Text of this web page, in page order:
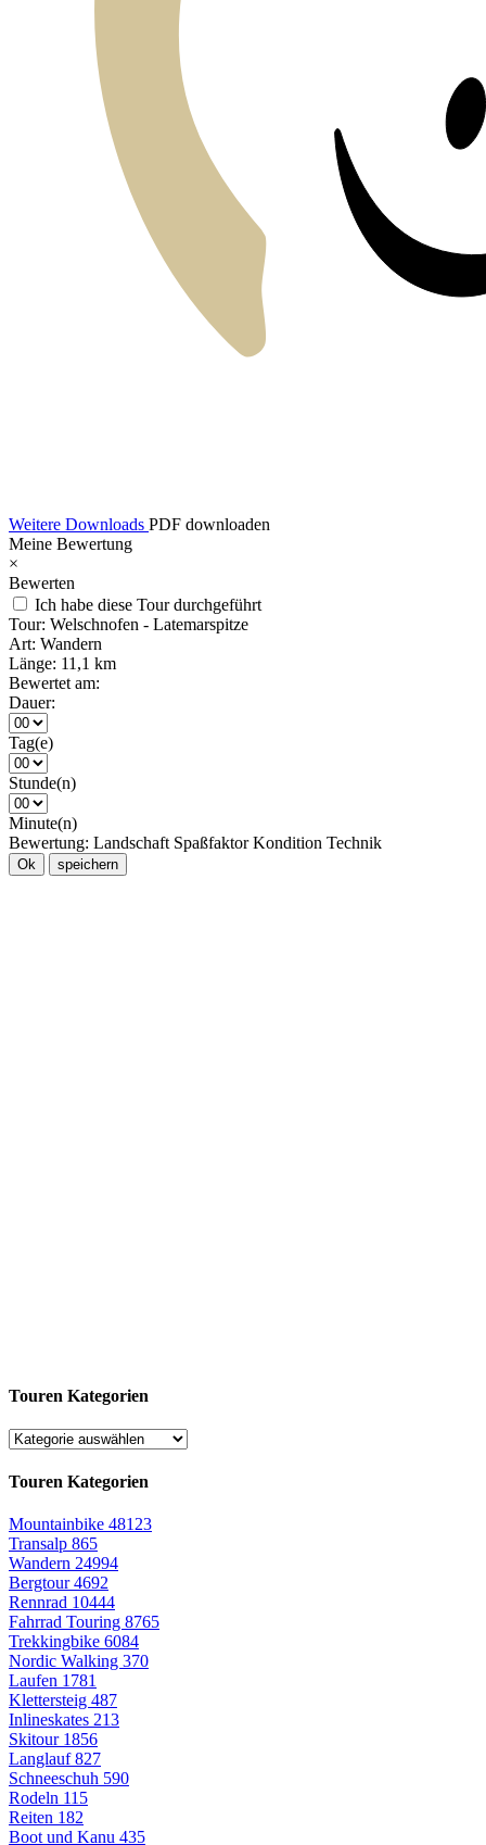
Weitere Downloads PDF downloaden
Meine Bewertung
×
Bewerten
Ich habe diese Tour durchgeführt
Tour: Welschnofen - Latemarspitze
Art: Wandern
Länge: 11,1 km
Bewertet am:
Dauer:
Tag(e)
Stunde(n)
Minute(n)
Bewertung: Landschaft Spaßfaktor Kondition Technik
Ok speichern
Touren Kategorien
Touren Kategorien
Mountainbike 48123
Transalp 865
Wandern 24994
Bergtour4692
Rennrad 10444
Fahrrad Touring 8765
Trekkingbike 6084
Nordic Walking 370
Laufen 1781
Klettersteig 487
Inlineskates 213
Skitour 1856
Langlauf827
Schneeschuh 590
Rodeln 115
Reiten 182
Boot und Kanu 435